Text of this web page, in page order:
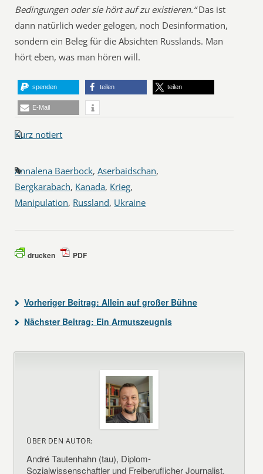
Bedingungen oder sie hört auf zu existieren.“Das ist
dann natürlich weder gelogen, noch Desinformation,
sondern ein Beleg für die Absichten Russlands. Man
hört eben, was man hören will.
spenden teilen teilen
E-Mail
Kurz notiert
Annalena Baerbock,Aserbaidschan,
Bergkarabach, Kanada, Krieg,
Manipulation, Russland, Ukraine
drucken PDF
Vorheriger Beitrag: Allein auf großer Bühne
Nächster Beitrag: Ein Armutszeugnis
ÜBER DEN AUTOR:
André Tautenhahn (tau), Diplom-
Sozialwissenschaftler und Freiberuflicher Journalist.